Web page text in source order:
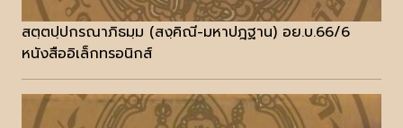
สตฺตปฺปกรณาภิธมฺม (สงฺคิณี-มหาปฎฐาน) อย.บ.66/6
หนังสืออิเล็กทรอนิกส์